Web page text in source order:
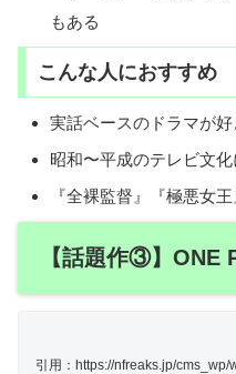
もある
こんな人におすすめ
実話ベースのドラマが好
昭和〜平成のテレビ文
『全裸監督』『極悪女
【話題作③】ONE
引用：https://nfreaks.jp/